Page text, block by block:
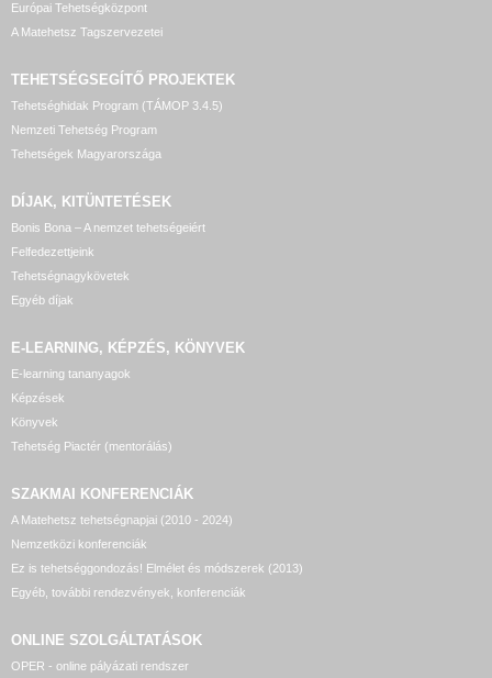
Európai Tehetségközpont
A Matehetsz Tagszervezetei
TEHETSÉGSEGÍTŐ PROJEKTEK
Tehetséghidak Program (TÁMOP 3.4.5)
Nemzeti Tehetség Program
Tehetségek Magyarországa
DÍJAK, KITÜNTETÉSEK
Bonis Bona – A nemzet tehetségeiért
Felfedezettjeink
Tehetségnagykövetek
Egyéb díjak
E-LEARNING, KÉPZÉS, KÖNYVEK
E-learning tananyagok
Képzések
Könyvek
Tehetség Piactér (mentorálás)
SZAKMAI KONFERENCIÁK
A Matehetsz tehetségnapjai (2010 - 2024)
Nemzetközi konferenciák
Ez is tehetséggondozás! Elmélet és módszerek (2013)
Egyéb, további rendezvények, konferenciák
ONLINE SZOLGÁLTATÁSOK
OPER - online pályázati rendszer